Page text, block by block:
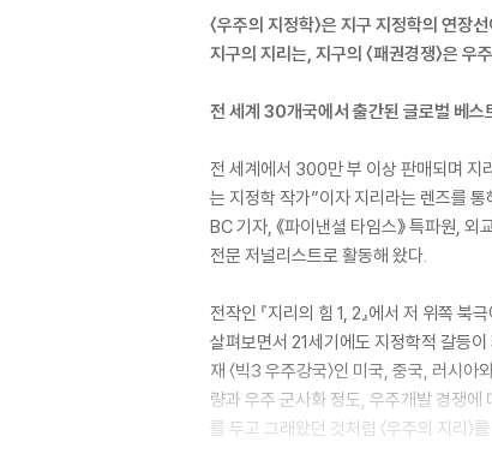
〈우주의 지정학〉은 지구 지정학의 연장
지구의 지리는, 지구의 〈패권경쟁〉은 우
전 세계 30개국에서 출간된 글로벌 베스
전 세계에서 300만 부 이상 판매되며 지
는 지정학 작가”이자 지리라는 렌즈를
BC 기자, 《파이낸셜 타임스》 특파원,
전문 저널리스트로 활동해 왔다.
전작인 『지리의 힘 1, 2』에서 저 위쪽
살펴보면서 21세기에도 지정학적 갈등이
재 〈빅3 우주강국〉인 미국, 중국, 러시
량과 우주 군사화 정도, 우주개발 경쟁에
를 두고 그래왔던 것처럼 〈우주의 지리